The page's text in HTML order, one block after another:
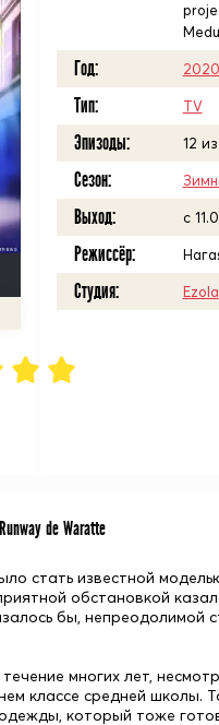
Год: 2020
Тип: TV
Эпизоды: 12
Сезон:
Выход: c
Режиссёр:
Студия: Ezola
de Waratte
стать известной
обстановкой
бы,
многих лет,
классе средней школы.
который тоже